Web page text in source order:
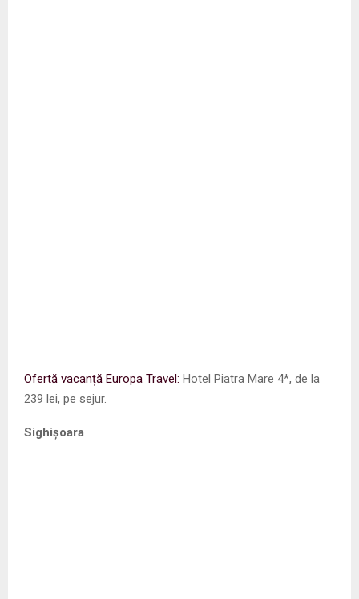
Ofertă vacanță Europa Travel: Hotel Piatra Mare 4*, de la
239 lei, pe sejur.
Sighișoara